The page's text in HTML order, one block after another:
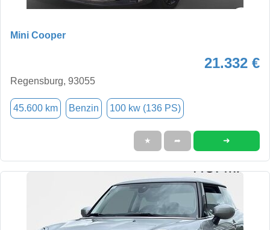
Mini Cooper
21.332 €
Regensburg, 93055
45.600 km Benzin 100 kw (136 PS)
★ ➦ ➜